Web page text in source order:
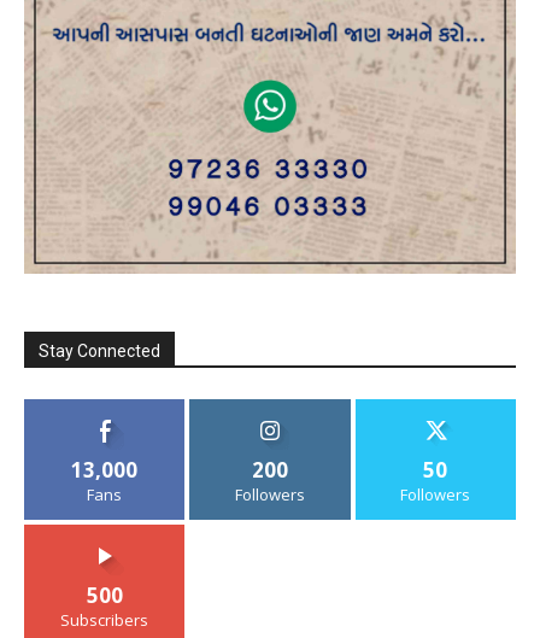
Stay Connected
13,000
Fans
200
Followers
50
Followers
500
Subscribers